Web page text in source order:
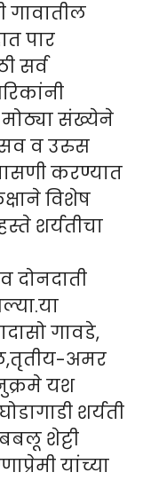
गावातील
पार
सर्व
संख्येने
व उरुस
करण्यात
विशेष
शर्यतीचा
दोनदाती
गावडे,
अमर
यश
शर्यती
शेट्टी
यांच्या